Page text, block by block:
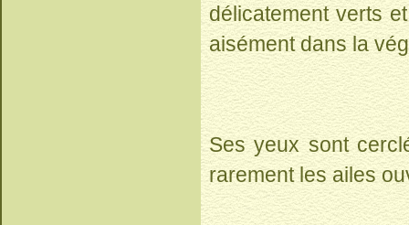
délicatement verts
aisément dans la
Ses yeux sont
rarement les